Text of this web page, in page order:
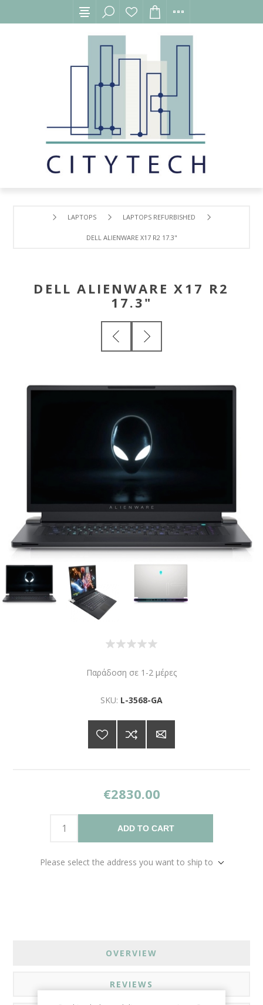
LAPTOPS LAPTOPS REFURBISHED
DELL ALIENWARE X17 R2 17.3"
DELL ALIENWARE X17 R2
17.3"
Παράδοση σε 1-2 μέρες
SKU: L-3568-GA
€2830.00
ADD TO CART
Please select the address you want to ship to
OVERVIEW
REVIEWS